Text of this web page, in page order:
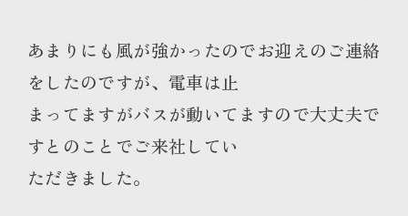
あまりにも風が強かったのでお迎えのご連絡
をしたのですが、電車は止
まってますがバスが動いてますので大丈夫で
すとのことでご来社してい
ただきました。